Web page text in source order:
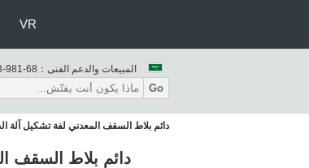
VR
المبيعات والدعم الفنى： 5588
Go
دائم بلاط السقف المعدني لفة تشكيل آلة الجهد 220 فولت 50 هرتز 3 مراحل /